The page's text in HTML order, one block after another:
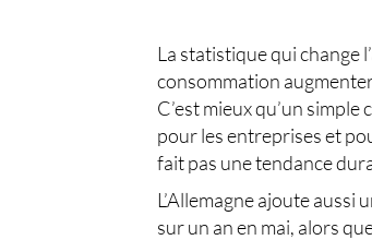
La statistique qui change
consommation
C’est mieux qu’un
pour les entreprises et
fait pas une tendance
L’Allemagne ajoute aussi
sur un an en mai, alors